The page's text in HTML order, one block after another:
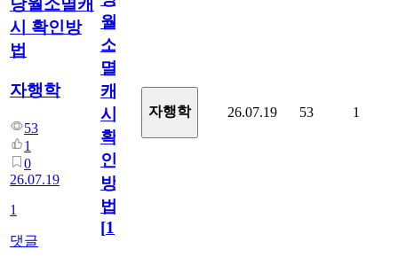
당월소멸캐
시 확인방
법
자행학
53
1
0
26.07.19
1
댓글
월
소
멸
캐
시
확
인
방
법
[1]
자행학 26.07.19 53 1